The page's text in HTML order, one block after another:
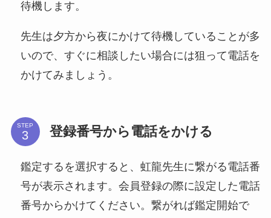
待機します。
先生は夕方から夜にかけて待機していることが多
いので、すぐに相談したい場合には狙って電話を
かけてみましょう。
STEP 登録番号から電話をかける
鑑定するを選択すると、虹龍先生に繋がる電話番
号が表示されます。会員登録の際に設定した電話
番号からかけてください。繋がれば鑑定開始で